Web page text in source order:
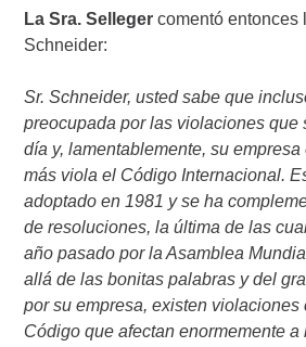
La Sra. Selleger comentó entonces
Schneider:
Sr. Schneider, usted sabe que
preocupada por las violaciones que
día y, lamentablemente, su
más viola el Código Internacional.
adoptado en 1981 y se ha
de resoluciones, la última de las
año pasado por la Asamblea
allá de las bonitas palabras y del
por su empresa, existen violaciones
Código que afectan enormemente a